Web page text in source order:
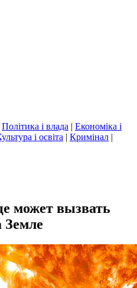
Політика і влада | Економіка і
і освіта | Кримінал |
может вызвать
Земле